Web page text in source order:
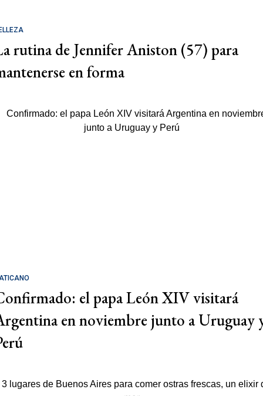
rutina de Jennifer Aniston (57) para
en forma
el papa León XIV visitará
en noviembre junto a Uruguay